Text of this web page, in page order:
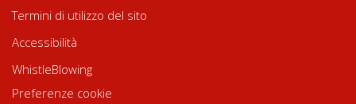
Termini di utilizzo del sito
Accessibilità
WhistleBlowing
Preferenze cookie